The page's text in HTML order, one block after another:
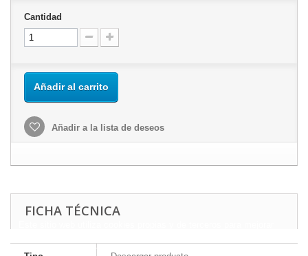
Cantidad
Añadir al carrito
Añadir a la lista de deseos
FICHA TÉCNICA
preferencias mediante el análisis de sus hábitos de navegación.